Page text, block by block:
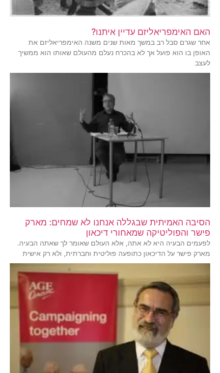
האם האימפריאליזם עדיין איתנו?
אחר שגרם סבל רב במשך מאות שנים משנה האימפריאליזם את
האופן בו הוא פועל אך לא בהכרח נעלם מהעולם שאותו הוא ממשיך
לעצב
הסיבה האמיתית שבגללה אנחנו לא שמחים: מארק
פישר והפוליטיקה שמאחורי דיכאון
לפעמים הבעיה היא לא אתה, אלא העולם שאומר לך שאתה הבעיה.
מארק פישר על הדיכאון כתופעה פוליטית וחברתית, ולא רק אישית